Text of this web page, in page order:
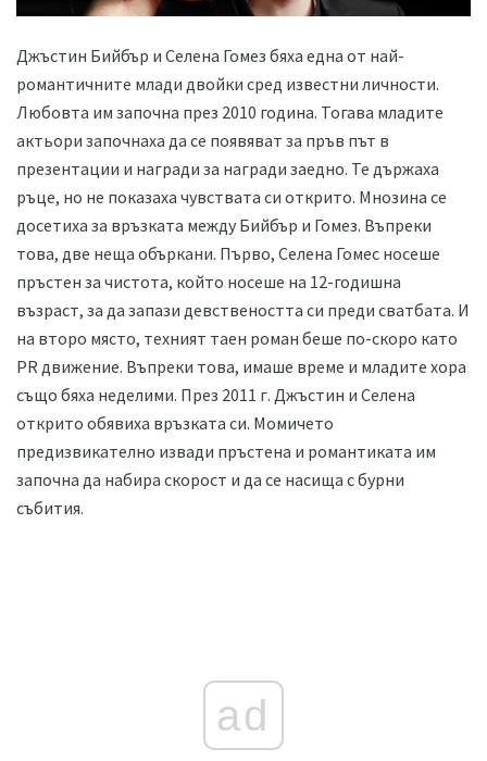
Джъстин Бийбър и Селена Гомез бяха една от най-
романтичните млади двойки сред известни личности.
Любовта им започна през 2010 година. Тогава младите
актьори започнаха да се появяват за пръв път в
презентации и награди за награди заедно. Те държаха
ръце, но не показаха чувствата си открито. Мнозина се
досетиха за връзката между Бийбър и Гомез. Въпреки
това, две неща объркани. Първо, Селена Гомес носеше
пръстен за чистота, който носеше на 12-годишна
възраст, за да запази девствеността си преди сватбата. И
на второ място, техният таен роман беше по-скоро като
PR движение. Въпреки това, имаше време и младите хора
също бяха неделими. През 2011 г. Джъстин и Селена
открито обявиха връзката си. Момичето
предизвикателно извади пръстена и романтиката им
започна да набира скорост и да се насища с бурни
събития.
ad